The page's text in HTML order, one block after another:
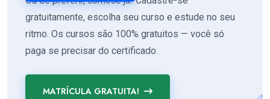
gratuitamente, escolha seu curso e estude no seu
ritmo. Os cursos são 100% gratuitos — você só
paga se precisar do certificado.
MATRÍCULA GRATUITA!